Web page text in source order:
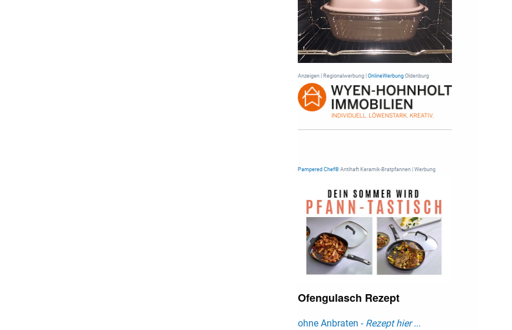
Anzeigen | Regionalwerbung | OnlineWerbungOldenburg
Pampered Chef®Antihaft Keramik-Bratpfannen | Werbung
Ofengulasch Rezept
ohne Anbraten - Rezept hier ...